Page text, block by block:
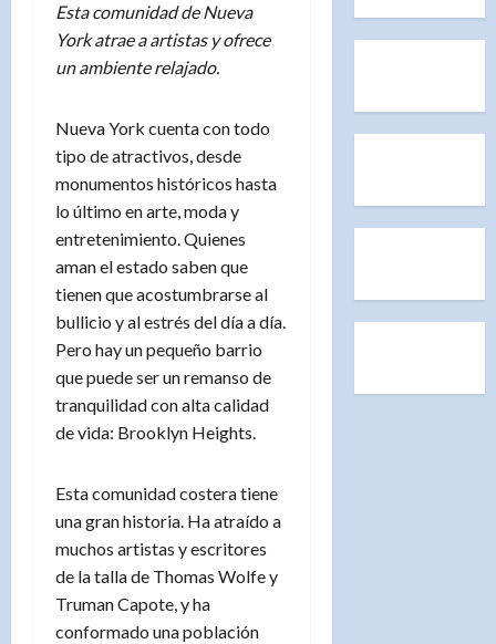
Esta comunidad de Nueva
York atrae a artistas y ofrece
un ambiente relajado.
Nueva York cuenta con todo
tipo de atractivos, desde
monumentos históricos hasta
lo último en arte, moda y
entretenimiento. Quienes
aman el estado saben que
tienen que acostumbrarse al
bullicio y al estrés del día a día.
Pero hay un pequeño barrio
que puede ser un remanso de
tranquilidad con alta calidad
de vida: Brooklyn Heights.
Esta comunidad costera tiene
una gran historia. Ha atraído a
muchos artistas y escritores
de la talla de Thomas Wolfe y
Truman Capote, y ha
conformado una población